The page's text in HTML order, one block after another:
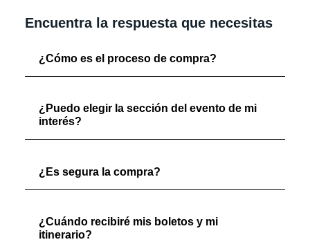
Encuentra la respuesta que necesitas
¿Cómo es el proceso de compra?
¿Puedo elegir la sección del evento de mi
interés?
¿Es segura la compra?
¿Cuándo recibiré mis boletos y mi
itinerario?